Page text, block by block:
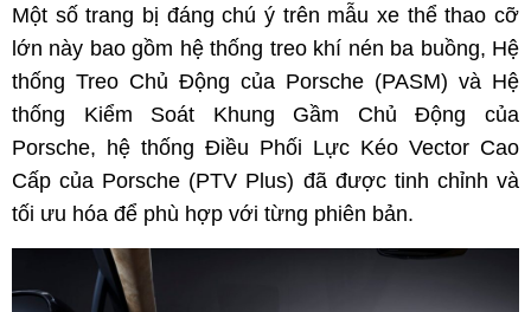
Một số trang bị đáng chú ý trên mẫu xe thể thao cỡ
lớn này bao gồm hệ thống treo khí nén ba buồng, Hệ
thống Treo Chủ Động của Porsche (PASM) và Hệ
thống Kiểm Soát Khung Gầm Chủ Động của
Porsche, hệ thống Điều Phối Lực Kéo Vector Cao
Cấp của Porsche (PTV Plus) đã được tinh chỉnh và
tối ưu hóa để phù hợp với từng phiên bản.